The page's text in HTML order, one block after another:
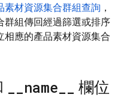
素材資源集合群組查詢 ，
群組傳回經過篩選或排序
相應的產品素材資源集合
name 欄位